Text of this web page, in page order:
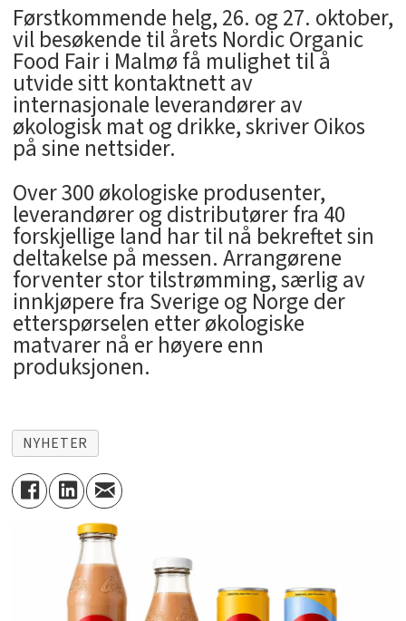
Førstkommende helg, 26. og 27. oktober,
vil besøkende til årets Nordic Organic
Food Fair i Malmø få mulighet til å
utvide sitt kontaktnett av
internasjonale leverandører av
økologisk mat og drikke, skriver Oikos
på sine nettsider.
Over 300 økologiske produsenter,
leverandører og distributører fra 40
forskjellige land har til nå bekreftet sin
deltakelse på messen. Arrangørene
forventer stor tilstrømming, særlig av
innkjøpere fra Sverige og Norge der
etterspørselen etter økologiske
matvarer nå er høyere enn
produksjonen.
NYHETER